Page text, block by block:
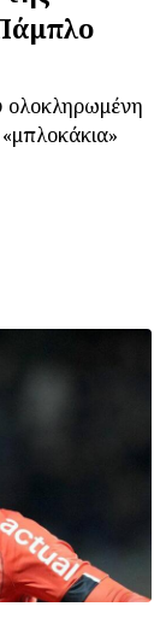
ολοκληρωμένη